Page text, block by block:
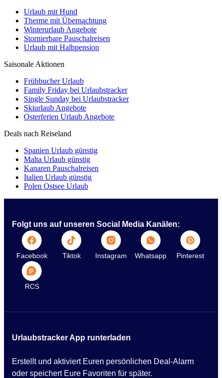
Urlaub mit Hund
Therme mit Übernachtung
Winterurlaub Angebote
Stornierbare Pauschalreisen
Urlaub mit Halbpension
Saisonale Aktionen
Frühbucher Urlaub
Family Friday bei Urlaubstracker
Single Sunday bei Urlaubstracker
Skiurlaub Angebote
Osterferien Urlaub Angebote
Deals nach Reiseland
Spanien Urlaub günstig
Malta Urlaub günstig
Kanaren Pauschalreisen
Italien Urlaub günstig
Polen Ostsee Urlaub